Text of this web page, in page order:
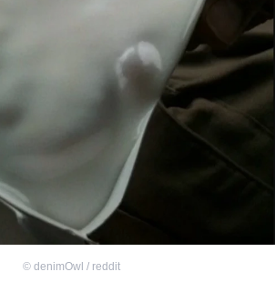
© denimOwl / reddit